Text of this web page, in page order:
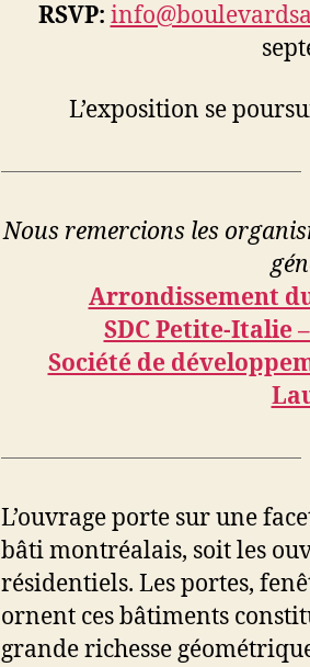
RSVP:
L’exposition se
Nous remercions les
Arrondissement
SDC Petite-Italie
Société de
L’ouvrage porte sur une
bâti montréalais, soit les
résidentiels. Les portes,
ornent ces bâtiments
grande richesse